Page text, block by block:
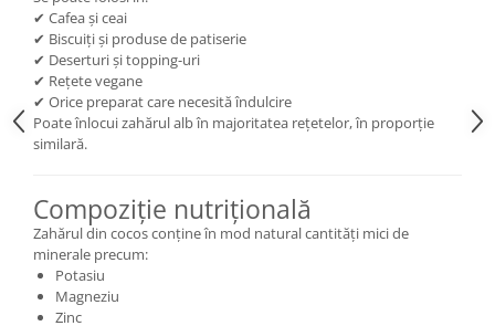
✔ Cafea și ceai
✔ Biscuiți și produse de patiserie
✔ Deserturi și topping-uri
✔ Rețete vegane
✔ Orice preparat care necesită îndulcire
Poate înlocui zahărul alb în majoritatea rețetelor, în proporție
similară.
Compoziție nutrițională
Zahărul din cocos conține în mod natural cantități mici de
minerale precum:
Potasiu
Magneziu
Zinc